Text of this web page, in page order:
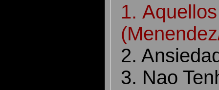
1.
2.
3. Nao